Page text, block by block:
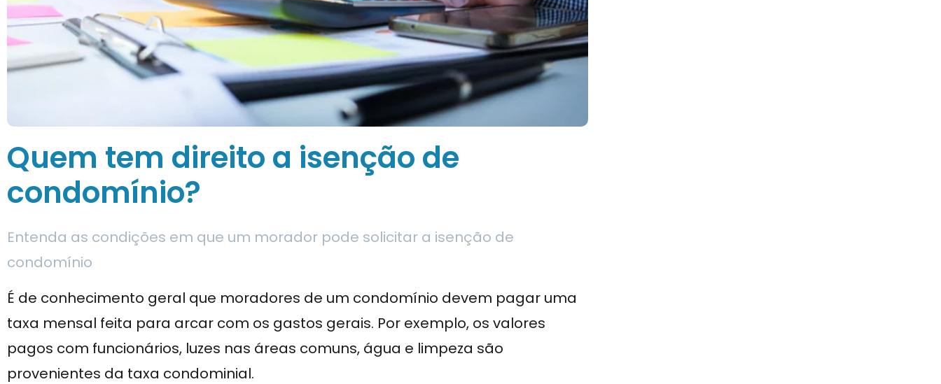
Quem tem direito a isenção de
condomínio?
Entenda as condições em que um morador pode solicitar a isenção de
condomínio
É de conhecimento geral que moradores de um condomínio devem pagar uma
taxa mensal feita para arcar com os gastos gerais. Por exemplo, os valores
pagos com funcionários, luzes nas áreas comuns, água e limpeza são
provenientes da taxa condominial.